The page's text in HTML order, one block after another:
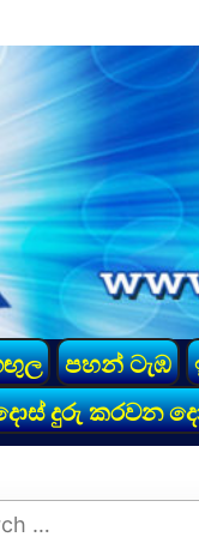
පහන් ටැඹ
දුරු කරවන